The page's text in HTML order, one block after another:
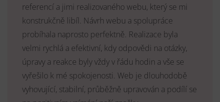
referencí a jimi realizovaného webu, který se mi
konstrukčně libíl. Návrh webu a spolupráce
probíhala naprosto perfektně. Realizace byla
velmi rychlá a efektivní, kdy odpovědi na otázky,
úpravy a reakce byly vždy v řádu hodin a vše se
vyřešilo k mé spokojenosti. Web je dlouhodobě
vyhovující, stabilní, průběžně upravován a podílí se